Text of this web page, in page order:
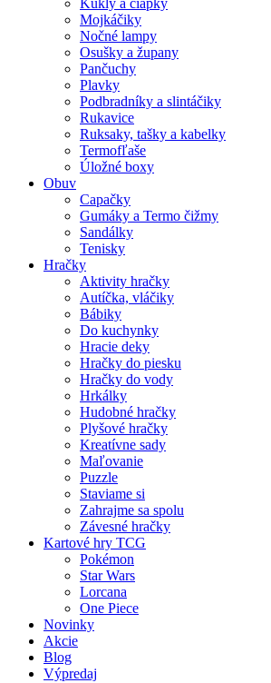
Kukly a čiapky
Mojkáčiky
Nočné lampy
Osušky a župany
Pančuchy
Plavky
Podbradníky a slintáčiky
Rukavice
Ruksaky, tašky a kabelky
Termofľaše
Úložné boxy
Obuv
Capačky
Gumáky a Termo čižmy
Sandálky
Tenisky
Hračky
Aktivity hračky
Autíčka, vláčiky
Bábiky
Do kuchynky
Hracie deky
Hračky do piesku
Hračky do vody
Hrkálky
Hudobné hračky
Plyšové hračky
Kreatívne sady
Maľovanie
Puzzle
Staviame si
Zahrajme sa spolu
Závesné hračky
Kartové hry TCG
Pokémon
Star Wars
Lorcana
One Piece
Novinky
Akcie
Blog
Výpredaj